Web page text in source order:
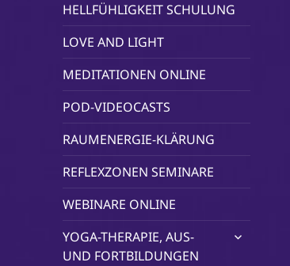
HELLFÜHLIGKEIT SCHULUNG
LOVE AND LIGHT
MEDITATIONEN ONLINE
POD-VIDEOCASTS
RAUMENERGIE-KLÄRUNG
REFLEXZONEN SEMINARE
WEBINARE ONLINE
YOGA-THERAPIE, AUS-
UND FORTBILDUNGEN
untermenü